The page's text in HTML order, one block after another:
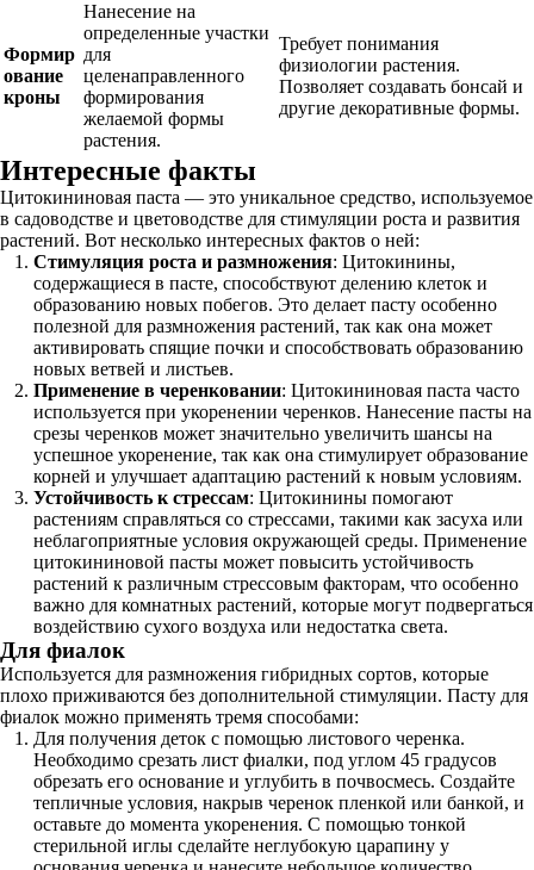
Формир
ование
кроны
Нанесение на
определенные участки
для
целенаправленного
формирования
желаемой формы
растения.
Требует понимания
физиологии растения.
Позволяет создавать бонсай и
другие декоративные формы.
Интересные факты
Цитокининовая паста — это уникальное средство, используемое
в садоводстве и цветоводстве для стимуляции роста и развития
растений. Вот несколько интересных фактов о ней:
Стимуляция роста и размножения: Цитокинины,
содержащиеся в пасте, способствуют делению клеток и
образованию новых побегов. Это делает пасту особенно
полезной для размножения растений, так как она может
активировать спящие почки и способствовать образованию
новых ветвей и листьев.
Применение в черенковании: Цитокининовая паста часто
используется при укоренении черенков. Нанесение пасты на
срезы черенков может значительно увеличить шансы на
успешное укоренение, так как она стимулирует образование
корней и улучшает адаптацию растений к новым условиям.
Устойчивость к стрессам: Цитокинины помогают
растениям справляться со стрессами, такими как засуха или
неблагоприятные условия окружающей среды. Применение
цитокининовой пасты может повысить устойчивость
растений к различным стрессовым факторам, что особенно
важно для комнатных растений, которые могут подвергаться
воздействию сухого воздуха или недостатка света.
Для фиалок
Используется для размножения гибридных сортов, которые
плохо приживаются без дополнительной стимуляции. Пасту для
фиалок можно применять тремя способами:
Для получения деток с помощью листового черенка.
Необходимо срезать лист фиалки, под углом 45 градусов
обрезать его основание и углубить в почвосмесь. Создайте
тепличные условия, накрыв черенок пленкой или банкой, и
оставьте до момента укоренения. С помощью тонкой
стерильной иглы сделайте неглубокую царапину у